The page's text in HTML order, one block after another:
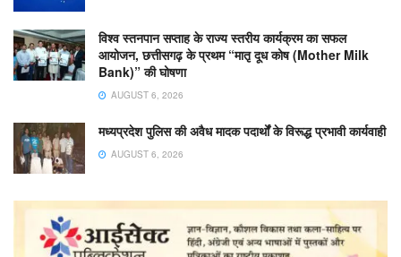
विश्व स्तनपान सप्ताह के राज्य स्तरीय कार्यक्रम का सफल
आयोजन, छत्तीसगढ़ के प्रथम “मातृ दूध कोष (Mother Milk
Bank)” की घोषणा
AUGUST 6, 2026
मध्यप्रदेश पुलिस की अवैध मादक पदार्थों के विरूद्ध प्रभावी कार्यवाही
AUGUST 6, 2026